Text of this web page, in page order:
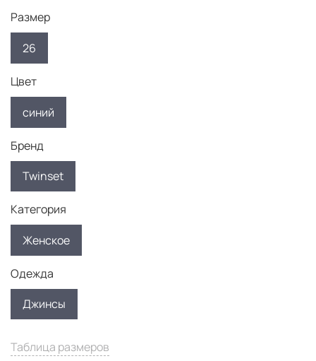
Таблица размеров
Размер
26
Цвет
синий
Бренд
Twinset
Категория
Женское
Одежда
Джинсы